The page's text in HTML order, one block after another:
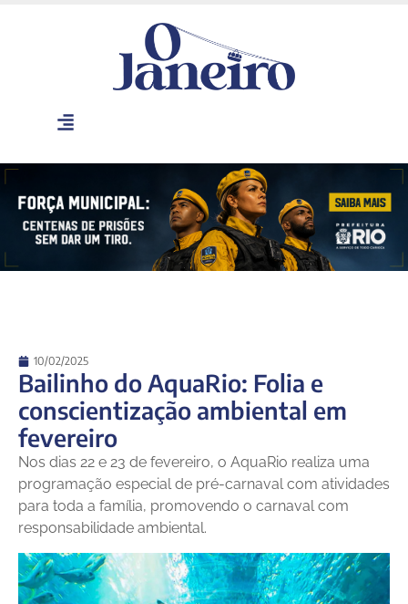
10/02/2025
Bailinho do AquaRio: Folia e
conscientização ambiental em
fevereiro
Nos dias 22 e 23 de fevereiro, o AquaRio realiza uma
programação especial de pré-carnaval com atividades
para toda a família, promovendo o carnaval com
responsabilidade ambiental.